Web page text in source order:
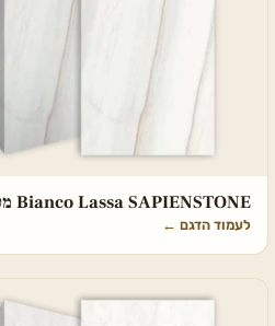
Bianco Lassa SAPIENSTONE מט
לעמוד הדגם ←